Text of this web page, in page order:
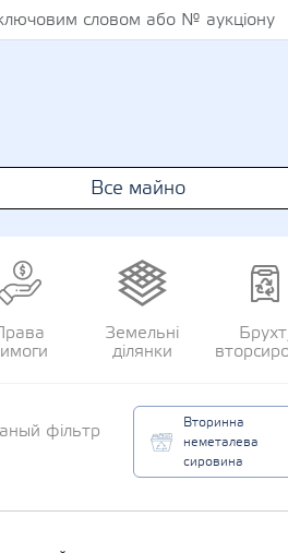
Все майно
Земельні
ділянки
фільтр
Вторинна
неметалева
сировина